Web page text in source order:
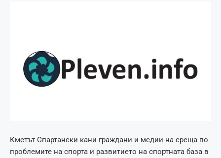
Кметът Спартански кани граждани и медии на среща по
проблемите на спорта и развитието на спортната база в